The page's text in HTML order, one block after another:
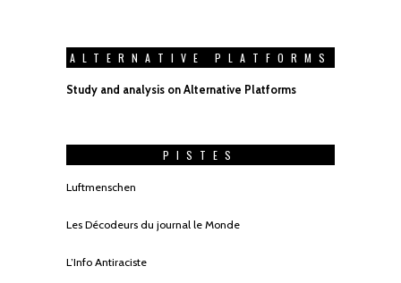
ALTERNATIVE PLATFORMS
Study and analysis on Alternative Platforms
PISTES
Luftmenschen
Les Décodeurs du journal le Monde
L’Info Antiraciste